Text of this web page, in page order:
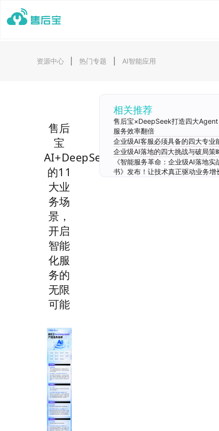
资源中心 热门专题 AI智能应用
相关推荐
售后宝×DeepSeek打造四大
服务效率翻倍
企业级AI客服必须具备的四大专业
企业级AI落地的四大挑战与破局策
《智能服务革命：企业级AI落地实
书》发布！让技术真正驱动业务增
售后
宝
AI+DeepSeek
的11
大业
务场
景，
开启
智能
化服
务的
无限
可能